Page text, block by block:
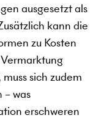
ausgesetzt als
kann die
zu Kosten
sich zudem
– was
erschweren